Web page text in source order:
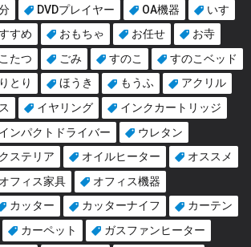
DVDプレイヤー OA機器
いす
すめ おもちゃ お任せ
お寺
こたつ ごみ すのこ
すのこベッド
とり ほうき もうふ
アクリル
イヤリング
インクカートリッジ
インパクトドライバー
ウレタン
ステリア オイルヒーター
オススメ
オフィス家具
オフィス機器
カッター カッターナイフ
カーテン
カーペット
ガスファンヒーター